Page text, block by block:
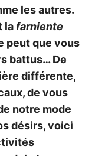
les autres.
la farniente
peut que vous
battus… De
différente,
de vous
notre mode
désirs, voici